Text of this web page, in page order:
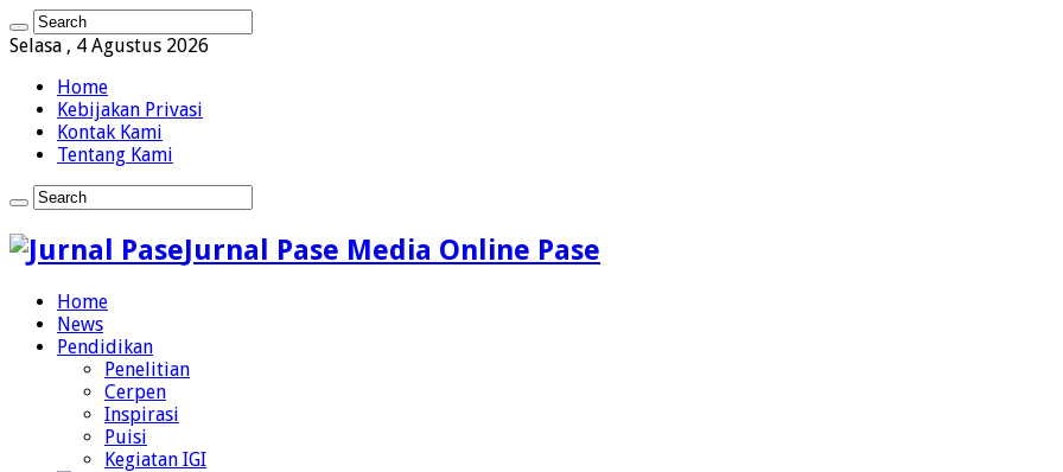
Selasa , 4 Agustus 2026
Home
Kebijakan Privasi
Kontak Kami
Tentang Kami
Jurnal Pase Media Online Pase
Home
News
Pendidikan
Penelitian
Cerpen
Inspirasi
Puisi
Kegiatan IGI